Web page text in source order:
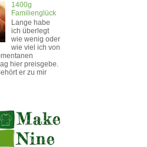
1400g
Familienglück
Lange habe
ich überlegt
wie wenig oder
wie viel ich von
hier preisgebe.
er zu mir